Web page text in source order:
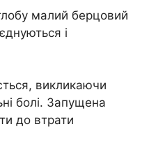
малий берцовий
і
викликаючи
болі. Запущена
до втрати